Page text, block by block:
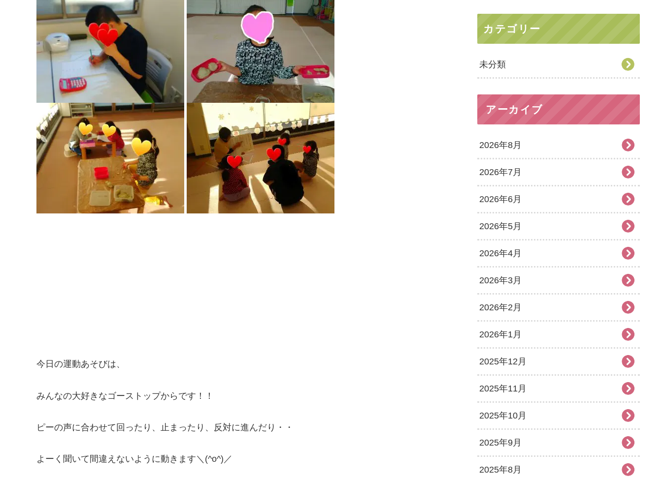
今日の運動あそびは、
みんなの大好きなゴーストップからです！！
ピーの声に合わせて回ったり、止まったり、反対に進んだり・・
よーく聞いて間違えないように動きます＼(^o^)／
カテゴリー
未分類
アーカイブ
2026年8月
2026年7月
2026年6月
2026年5月
2026年4月
2026年3月
2026年2月
2026年1月
2025年12月
2025年11月
2025年10月
2025年9月
2025年8月